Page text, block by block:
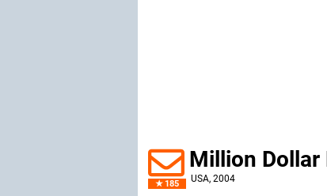
185
Million Dollar
USA, 2004